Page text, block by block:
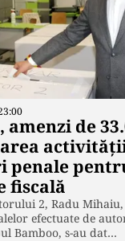
amenzi de
penale
fiscală
2, Radu
efectuate de
Bamboo, s-au dat…